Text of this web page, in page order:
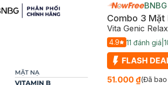
BNBG
Combo 3 Mặt
Vita Genic
4.9 11 đánh giá
51.000 ₫(Đã bao